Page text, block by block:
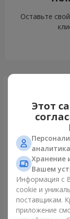
Оставьте
Этот
Хранение
Вашем
Информация с
cookie и
поставщикам.
приложение